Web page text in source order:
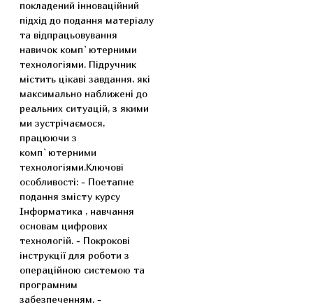
покладений інноваційний
підхід до подання матеріалу
та відпрацьовування
навичок комп`ютерними
технологіями. Підручник
містить цікаві завдання, які
максимально наближені до
реальних ситуацій, з якими
ми зустрічаємося,
працюючи з
комп`ютерними
технологіями.Ключові
особливості: - Поетапне
подання змісту курсу
Інформатика , навчання
основам цифрових
технологій. - Покрокові
інструкції для роботи з
операційною системою та
програмним
забезпеченням. -